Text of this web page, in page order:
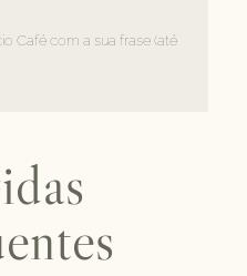
Café com a sua frase (até